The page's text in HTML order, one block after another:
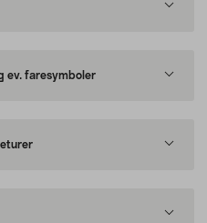
ev. faresymboler